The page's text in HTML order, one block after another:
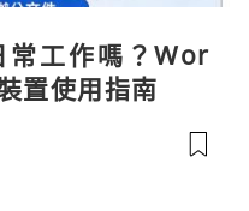
常工作嗎？Wor
置使用指南